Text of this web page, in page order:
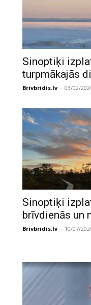
Sinoptiķi
turpmākajās
Brivbridis.lv - 03/02/
Sinoptiķi
brīvdienās un
Brivbridis.lv - 10/07/